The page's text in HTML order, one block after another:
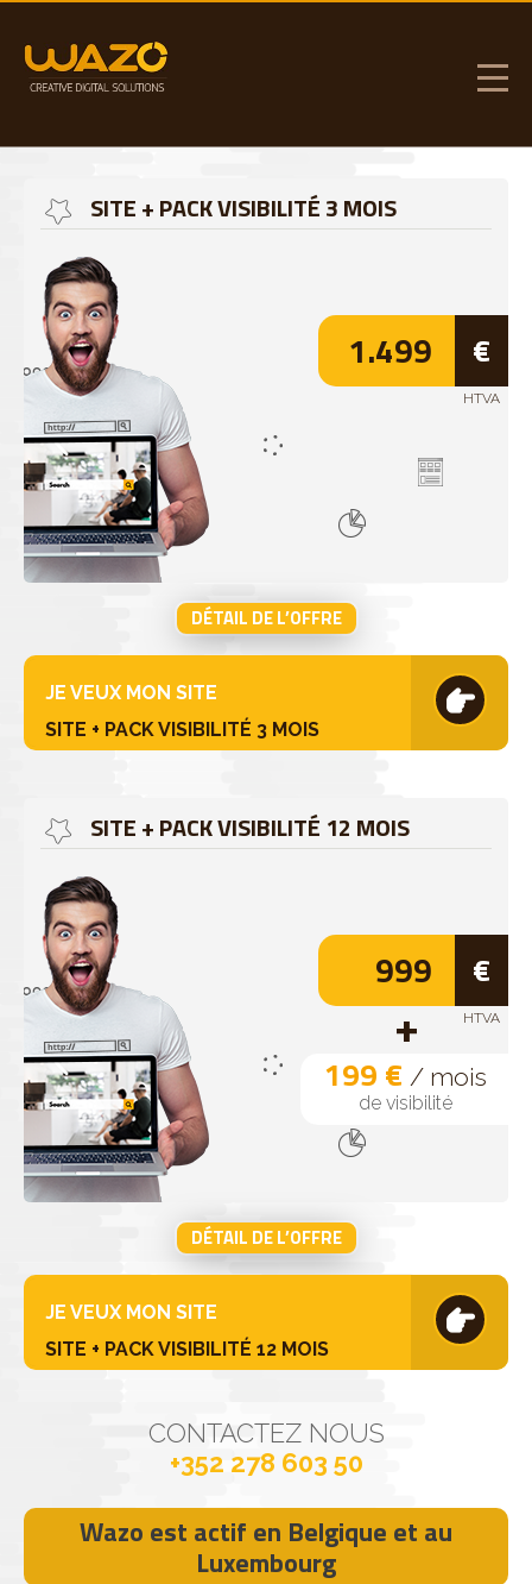
SITE + PACK VISIBILITÉ 3 MOIS
1.499 €
HTVA
DÉTAIL DE L’OFFRE
JE VEUX MON SITE
SITE + PACK VISIBILITÉ 3 MOIS
SITE + PACK VISIBILITÉ 12 MOIS
999 €
HTVA
199 € / mois
de visibilité
DÉTAIL DE L’OFFRE
JE VEUX MON SITE
SITE + PACK VISIBILITÉ 12 MOIS
CONTACTEZ NOUS
+352 278 603 50
Wazo est actif en Belgique et au
Luxembourg